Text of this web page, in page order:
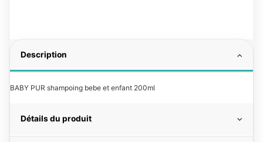
Description
BABY PUR shampoing bebe et enfant 200ml
Détails du produit